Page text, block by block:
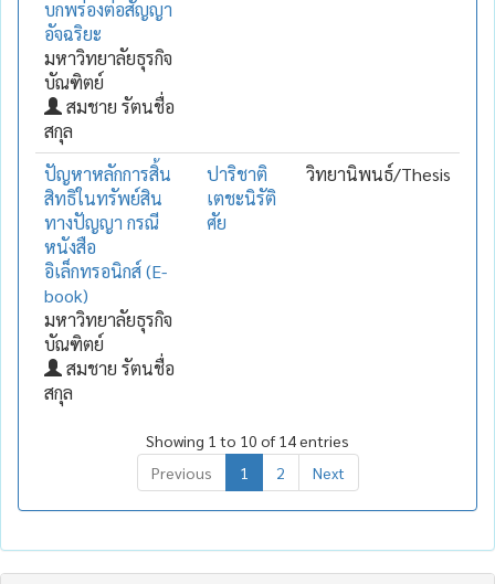
บกพร่องต่อสัญญา
อัจฉริยะ
มหาวิทยาลัยธุรกิจ
บัณฑิตย์
สมชาย รัตนชื่อ
สกุล
ปัญหาหลักการสิ้น
สิทธิในทรัพย์สิน
ทางปัญญา กรณี
หนังสือ
อิเล็กทรอนิกส์ (E-
book)
มหาวิทยาลัยธุรกิจ
บัณฑิตย์
สมชาย รัตนชื่อ
สกุล
ปาริชาติ
เตชะนิรัติ
ศัย
วิทยานิพนธ์/Thesis
Showing 1 to 10 of 14 entries
Previous
1 2 Next